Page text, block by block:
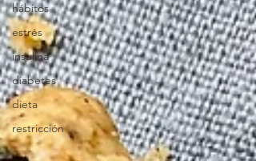
hábitos
estrés
insulina
diabetes
dieta
restricción